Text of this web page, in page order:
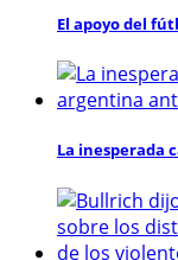
El apoyo del
La inesperada